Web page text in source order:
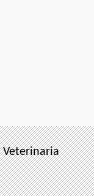
Veterinaria